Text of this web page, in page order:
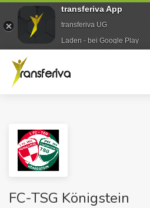
FC-TSG Königstein
transferiva App
transferiva UG
Laden - bei Google Play